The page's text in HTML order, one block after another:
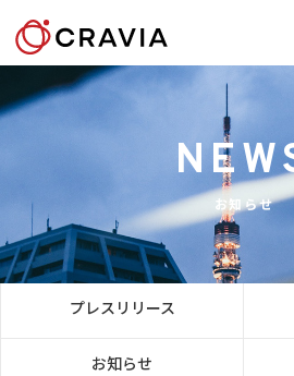
お知らせ
プレスリリース
お知らせ